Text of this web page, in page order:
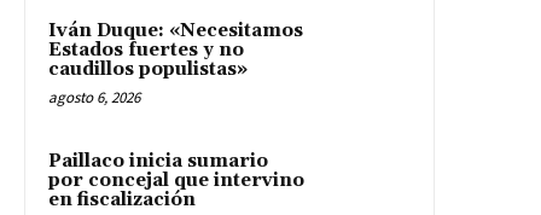
Iván Duque: «Necesitamos
Estados fuertes y no
caudillos populistas»
agosto 6, 2026
Paillaco inicia sumario
por concejal que intervino
en fiscalización